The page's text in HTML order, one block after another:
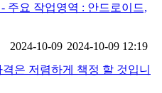
요 작업영역 : 안드로이드,
2024-10-09 2024-10-09 12:19
은 저렴하게 책정 할 것입니